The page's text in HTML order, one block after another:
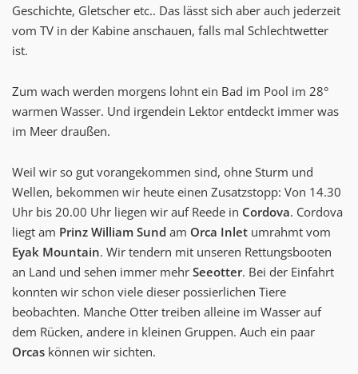
Geschichte, Gletscher etc.. Das lässt sich aber auch jederzeit
vom TV in der Kabine anschauen, falls mal Schlechtwetter
ist.
Zum wach werden morgens lohnt ein Bad im Pool im 28°
warmen Wasser. Und irgendein Lektor entdeckt immer was
im Meer draußen.
Weil wir so gut vorangekommen sind, ohne Sturm und
Wellen, bekommen wir heute einen Zusatzstopp: Von 14.30
Uhr bis 20.00 Uhr liegen wir auf Reede in Cordova. Cordova
liegt am Prinz William Sund am Orca Inlet umrahmt vom
Eyak Mountain. Wir tendern mit unseren Rettungsbooten
an Land und sehen immer mehr Seeotter. Bei der Einfahrt
konnten wir schon viele dieser possierlichen Tiere
beobachten. Manche Otter treiben alleine im Wasser auf
dem Rücken, andere in kleinen Gruppen. Auch ein paar
Orcas können wir sichten.